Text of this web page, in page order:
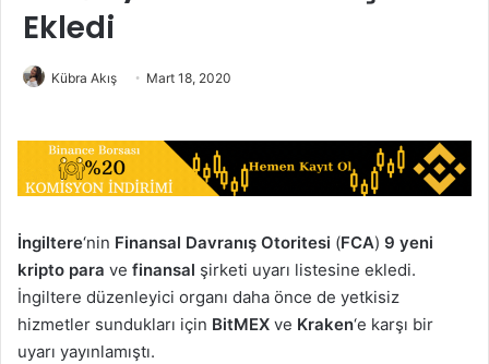
Ekledi
Kübra Akış Mart 18, 2020
İngiltere‘nin Finansal Davranış Otoritesi (FCA) 9 yeni
kripto para ve finansal şirketi uyarı listesine ekledi.
İngiltere düzenleyici organı daha önce de yetkisiz
hizmetler sundukları için BitMEX ve Kraken‘e karşı bir
uyarı yayınlamıştı.